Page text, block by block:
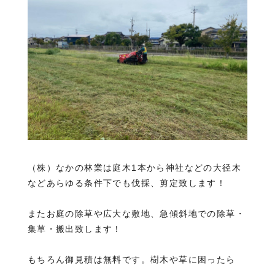
（株）なかの林業は庭木1本から神社などの大径木
などあらゆる条件下でも伐採、剪定致します！
またお庭の除草や広大な敷地、急傾斜地での除草・
集草・搬出致します！
もちろん御見積は無料です。樹木や草に困ったら